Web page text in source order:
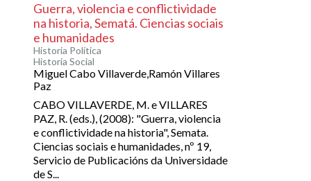
Guerra, violencia e conflictividade
na historia, Sematá. Ciencias sociais
e humanidades
Historia Política
Historia Social
Miguel Cabo Villaverde,Ramón Villares
Paz
CABO VILLAVERDE, M. e VILLARES
PAZ, R. (eds.), (2008): "Guerra, violencia
e conflictividade na historia", Semata.
Ciencias sociais e humanidades, nº 19,
Servicio de Publicacións da Universidade
de S...